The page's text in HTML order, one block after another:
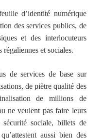
d’identité numérique
des services publics, de
et des interlocuteurs
régaliennes et sociales.
de services de base sur
de piètre qualité des
de millions de
ne veulent pas faire leurs
sécurité sociale, billets de
aussi bien des